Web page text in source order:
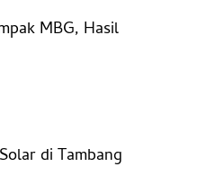
MBG, Hasil
di Tambang